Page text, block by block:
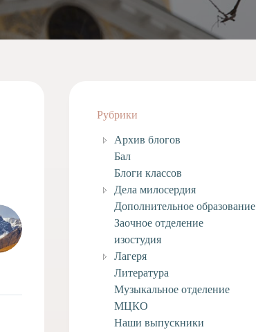
Рубрики
Архив блогов
Бал
Блоги классов
Дела милосердия
Дополнительное образование
Заочное отделение
изостудия
Лагеря
Литература
Музыкальное отделение
МЦКО
Наши выпускники